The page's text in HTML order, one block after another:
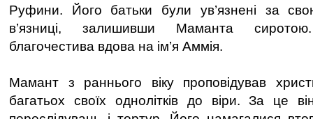
Руфини. Його батьки були ув’язнені за
в’язниці, залишивши Маманта
благочестива вдова на ім’я Аммія.
Мамант з раннього віку проповідував
багатьох своїх однолітків до віри. За це